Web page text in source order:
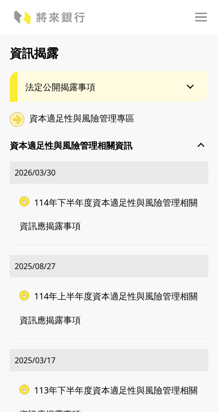
資訊揭露
法定公開揭露事項
資本適足性與風險管理專區
資本適足性與風險管理相關資訊
2026/03/30
114年下半年度資本適足性與風險管理相關
資訊應揭露事項
2025/08/27
114年上半年度資本適足性與風險管理相關
資訊應揭露事項
2025/03/17
113年下半年度資本適足性與風險管理相關